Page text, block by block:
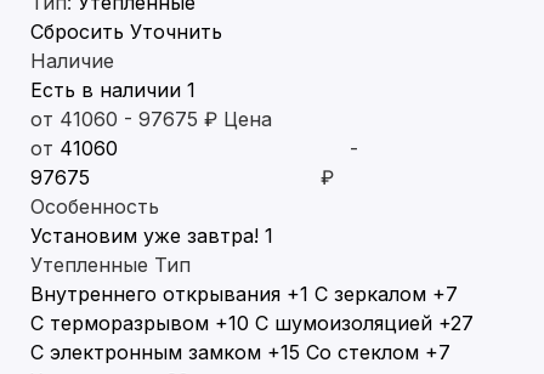
Сбросить Уточнить
Наличие
Есть в наличии 1
от 41060 - 97675 ₽ Цена
от
-
₽
Особенность
Установим уже завтра! 1
Утепленные Тип
Внутреннего открывания +1 С зеркалом +7
С терморазрывом +10 С шумоизоляцией +27
С электронным замком +15 Со стеклом +7